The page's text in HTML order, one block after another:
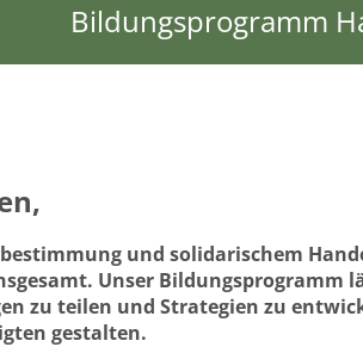
Bildungsprogramm
und solidarischem
Unser Bildungsprogramm
zu teilen und Strategien zu
gestalten.